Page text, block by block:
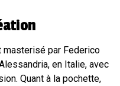
masterisé par Federico
en Italie, avec
Quant à la pochette,